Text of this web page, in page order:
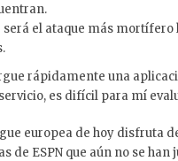
será el ataque más mortífero
rápidamente una
es difícil para mí
europea de hoy disfruta
de ESPN que aún no se